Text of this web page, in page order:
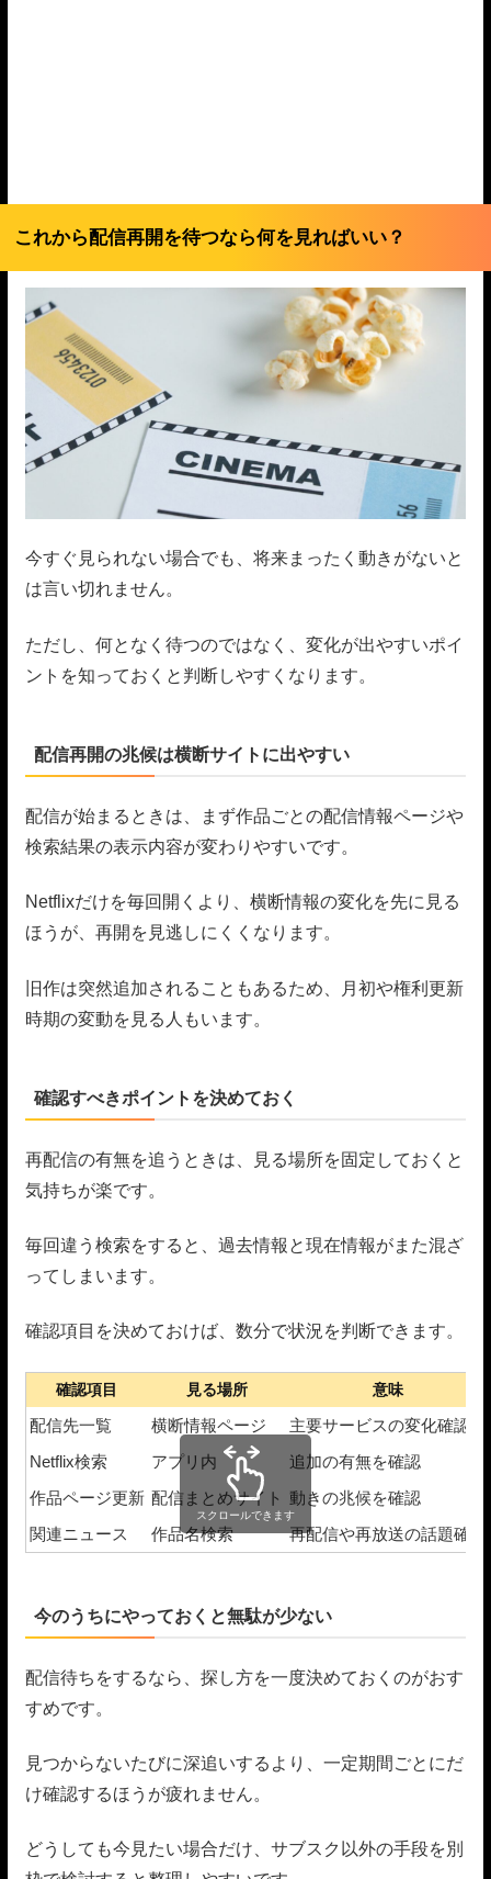
これから配信再開を待つなら何を見ればいい？
今すぐ見られない場合でも、将来まったく動きがないと
は言い切れません。
ただし、何となく待つのではなく、変化が出やすいポイ
ントを知っておくと判断しやすくなります。
配信再開の兆候は横断サイトに出やすい
配信が始まるときは、まず作品ごとの配信情報ページや
検索結果の表示内容が変わりやすいです。
Netflixだけを毎回開くより、横断情報の変化を先に見る
ほうが、再開を見逃しにくくなります。
旧作は突然追加されることもあるため、月初や権利更新
時期の変動を見る人もいます。
確認すべきポイントを決めておく
再配信の有無を追うときは、見る場所を固定しておくと
気持ちが楽です。
毎回違う検索をすると、過去情報と現在情報がまた混ざ
ってしまいます。
確認項目を決めておけば、数分で状況を判断できます。
確認項目 見る場所 意味
配信先一覧 横断情報ページ
主要サービスの変化確認
Netflix検索
アプリ内
追加の有無を確認
作品ページ更新 配信まとめサイト
動きの兆候を確認
関連ニュース
作品名検索 再配信や再放送の話題確認
スクロールできます
今のうちにやっておくと無駄が少ない
配信待ちをするなら、探し方を一度決めておくのがおす
すめです。
見つからないたびに深追いするより、一定期間ごとにだ
け確認するほうが疲れません。
どうしても今見たい場合だけ、サブスク以外の手段を別